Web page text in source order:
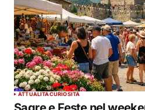
ATTUALITÀCURIOSITÀ